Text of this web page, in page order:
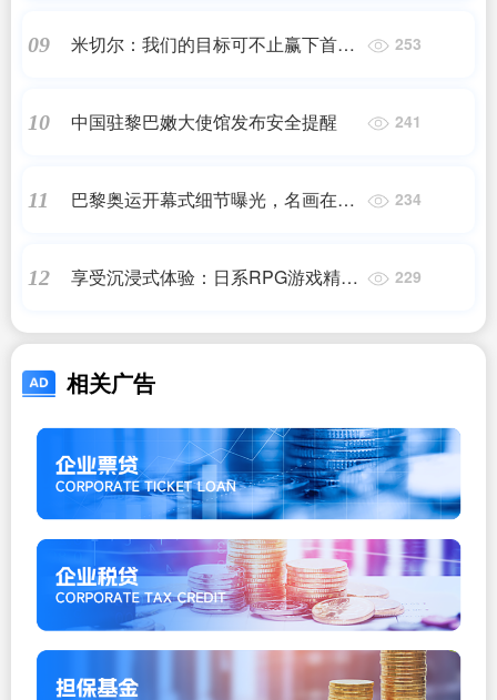
09
米切尔：我们的目标可不止赢下首轮
253
10 中国驻黎巴嫩大使馆发布安全提醒 241
11
巴黎奥运开幕式细节曝光，名画在塞
234
12
享受沉浸式体验：日系RPG游戏精选
229
相关广告